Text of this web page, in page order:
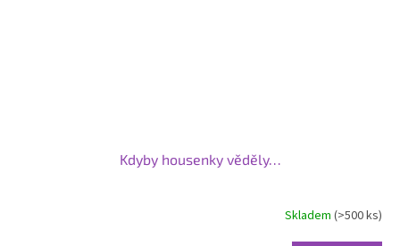
Kdyby housenky věděly…
Skladem (>500 ks)